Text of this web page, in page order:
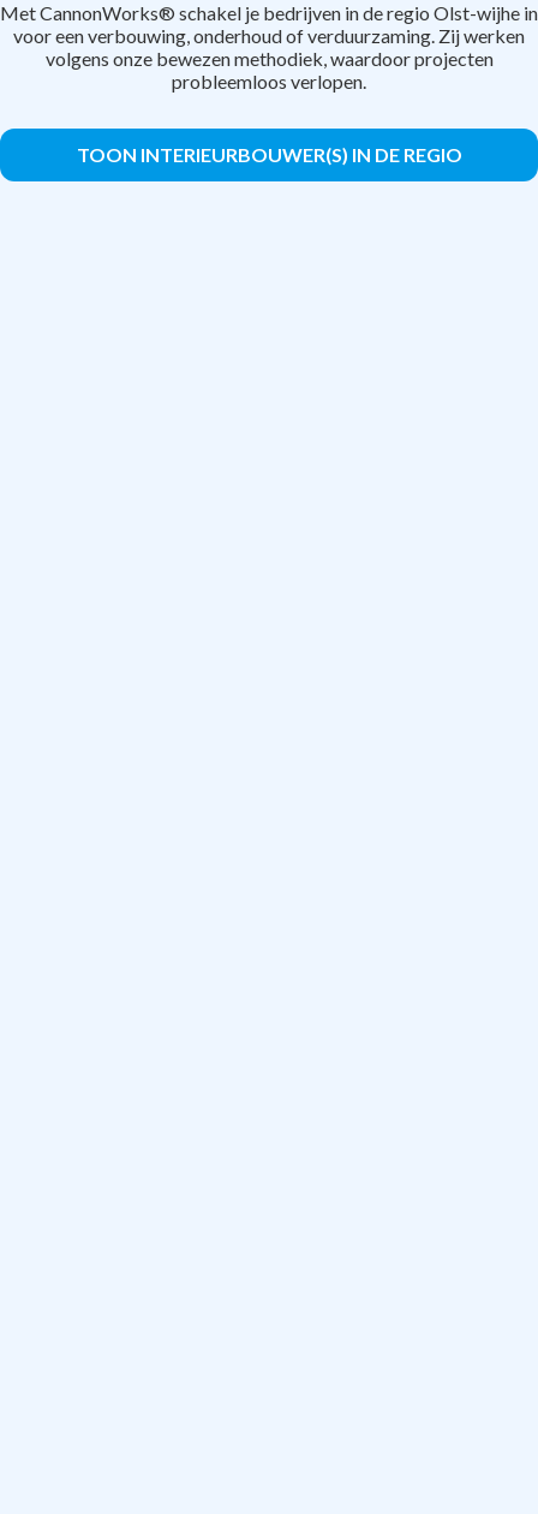
Met CannonWorks® schakel je bedrijven in de regio Olst-wijhe in
voor een verbouwing, onderhoud of verduurzaming. Zij werken
volgens onze bewezen methodiek, waardoor projecten
probleemloos verlopen.
TOON INTERIEURBOUWER(S) IN DE REGIO